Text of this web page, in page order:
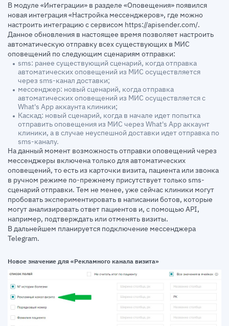
В модуле «Интеграции» в разделе «Оповещения» появился
новая интеграция «Настройка мессенджеров», где можно
настроить интеграцию с сервисом https://apisender.com/.
Данное обновления в настоящее время позволяет настроить
автоматическую отправку всех существующих в МИС
оповещений по следующим сценариям отправки:
sms: ранее существующий сценарий, когда отправка
автоматических оповещений из МИС осуществляется
через sms-канал доставки;
мессенджер: новый сценарий, когда отправка
автоматических оповещений из МИС осуществляется с
What's App аккаунта клиники;
Каскад: новый сценарий, когда в начале идет попытка
отправить оповещения из МИС через What's App аккаунт
клиники, а в случае неуспешной доставки идет отправка по
sms-каналу.
На данный момент возможность отправки оповещений через
мессенджеры включена только для автоматических
оповещений, то есть из карточки визита, пациента или звонка
в ручном режиме по-прежнему присутствует только sms-
сценарий отправки. Тем не менее, уже сейчас клиники могут
пробовать экспериментировать в написании ботов, которые
могут анализировать ответ пациентов и, с помощью API,
например, подтверждать или отменять визиты.
В дальнейшем планируется подключение мессенджера
Telegram.
Новое значение для «Рекламного канала визита»